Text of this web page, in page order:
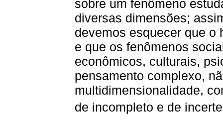
sobre um fenômeno
diversas dimensões;
devemos esquecer que o
e que os fenômenos
econômicos, culturais,
pensamento complexo,
multidimensionalidade,
de incompleto e de